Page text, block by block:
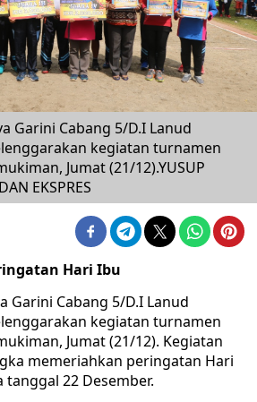
Garini Cabang 5/D.I Lanud
kegiatan turnamen
Jumat (21/12).YUSUP
EKSPRES
Hari Ibu
Garini Cabang 5/D.I Lanud
kegiatan turnamen
Jumat (21/12). Kegiatan
memeriahkan peringatan Hari
22 Desember.